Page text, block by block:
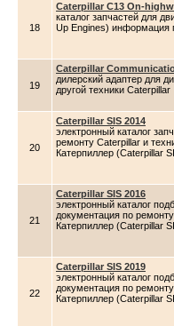
18
Caterpillar C13 On-
каталог запчастей для
Up Engines) информация
19
Caterpillar
дилерский адаптер для
другой техники Caterpillar
20
Caterpillar SIS 2014
электронный каталог
ремонту Caterpillar и
Катерпиллер (Caterpillar
21
Caterpillar SIS 2016
электронный каталог
документация по
Катерпиллер (Caterpillar
22
Caterpillar SIS 2019
электронный каталог
документация по
Катерпиллер (Caterpillar